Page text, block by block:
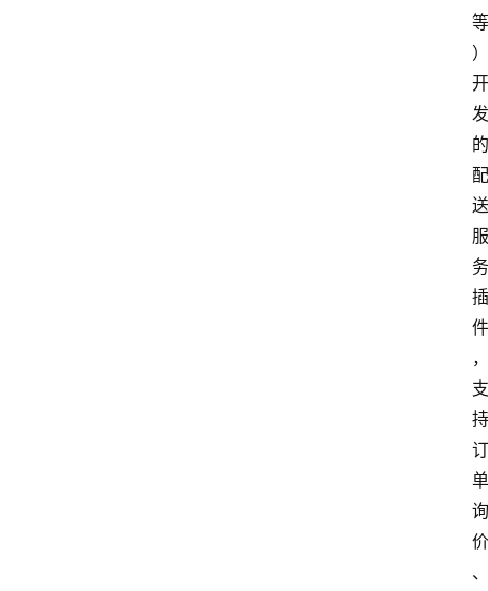
等
）
开
发
的
配
送
服
务
插
件
，
支
持
订
单
询
价
、